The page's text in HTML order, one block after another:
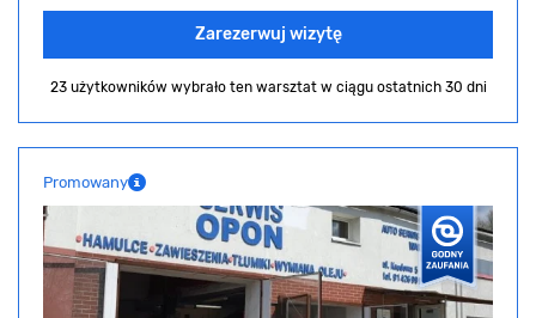
Zarezerwuj wizytę
23 użytkowników wybrało ten warsztat w ciągu ostatnich 30 dni
Promowany